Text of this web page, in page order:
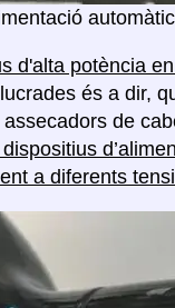
d'alta potència
és a dir,
de
a diferents